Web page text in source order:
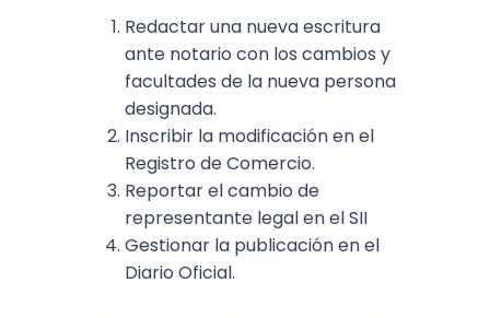
Redactar una nueva escritura
ante notario con los cambios y
facultades de la nueva persona
designada.
Inscribir la modificación en el
Registro de Comercio.
Reportar el cambio de
representante legal en el SII
Gestionar la publicación en el
Diario Oficial.